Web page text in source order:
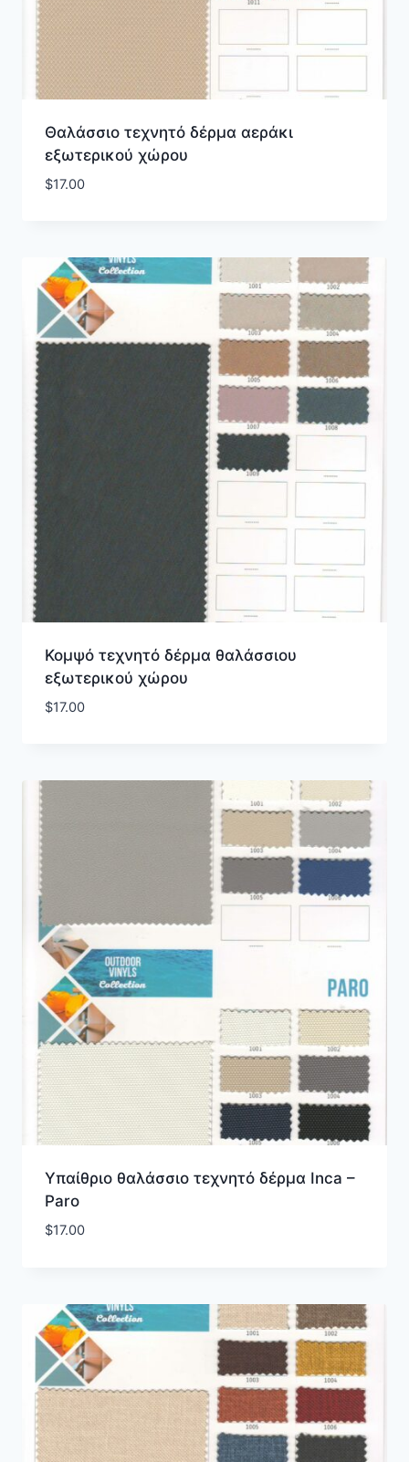
Θαλάσσιο τεχνητό δέρμα αεράκι
εξωτερικού χώρου
$17.00
Κομψό τεχνητό δέρμα θαλάσσιου
εξωτερικού χώρου
$17.00
Υπαίθριο θαλάσσιο τεχνητό δέρμα Inca –
Paro
$17.00